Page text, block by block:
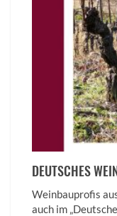
DEUTSCHES
Weinbauprofis
auch im